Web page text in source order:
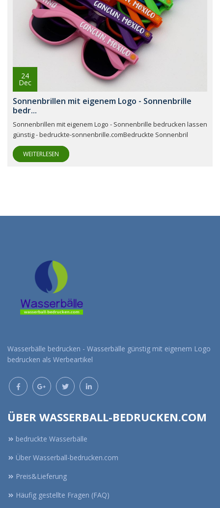
24
Dec
Sonnenbrillen mit eigenem Logo - Sonnenbrille
bedr...
Sonnenbrillen mit eigenem Logo - Sonnenbrille bedrucken lassen
günstig - bedruckte-sonnenbrille.comBedruckte Sonnenbril
WEITERLESEN
Wasserbälle bedrucken - Wasserbälle günstig mit eigenem Logo
bedrucken als Werbeartikel
ÜBER WASSERBALL-BEDRUCKEN.COM
bedruckte Wasserbälle
Über Wasserball-bedrucken.com
Preis&Lieferung
Häufig gestellte Fragen (FAQ)